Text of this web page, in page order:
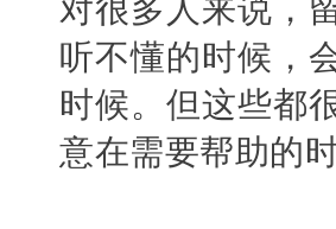
对很多人来说，
听不懂的时候，
时候。但这些都
意在需要帮助的